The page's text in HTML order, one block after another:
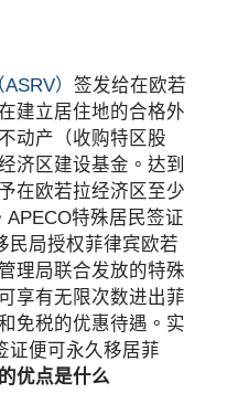
ASRV）签发给在欧若
建立居住地的合格外
动产（收购特区股
济区建设基金。达到
在欧若拉经济区至少
APECO特殊居民签证
民局授权菲律宾欧若
理局联合发放的特殊
享有无限次数进出菲
免税的优惠待遇。实
证便可永久移居菲
优点是什么